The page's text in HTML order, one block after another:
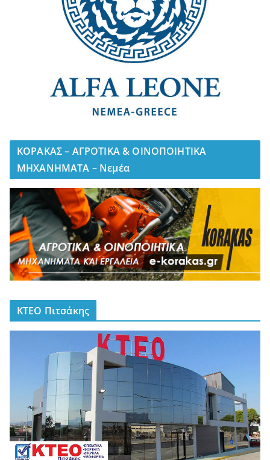
ΚΟΡΑΚΑΣ – ΑΓΡΟΤΙΚΑ & ΟΙΝΟΠΟΙΗΤΙΚΑ
ΜΗΧΑΝΗΜΑΤΑ – Νεμέα
ΚΤΕΟ Πιτσάκης